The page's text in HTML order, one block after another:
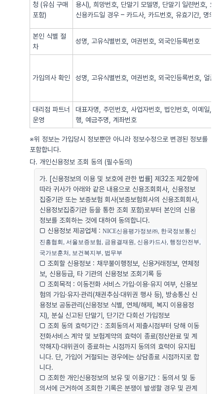
청 (유심 구매
포함)
용시), 희망번호, 단말기 모델명, 단말기 일련번호, 요
신용카드일 경우 – 카드사, 카드번호, 유효기간, 명의
본인 식별 절
차
성명, 고유식별번호, 여권번호, 외국인등록번호
가입의사 확인 성명, 고유식별번호, 여권번호, 외국인등록번호, 얼굴
대리점 파트너
운영
대표자명, 주민번호, 사업자번호, 법인번호, 이메일,
행, 예금주명, 계좌번호
※위 정보는 가입당시 정보뿐만 아니라 정보수정으로 변경된 정보를
포함합니다.
다. 개인신용정보 조회 동의 (필수동의)
가. [신용정보의 이용 및 보호에 관한 법률] 제32조 제2항에
따라 귀사가 아래와 같은 내용으로 신용조회회사, 신용정보
집중기관 또는 보증보험 회사(보증보험회사의 신용조회회사,
신용정보집중기관 등을 통한 조회 포함)로부터 본인의 신용
정보를 조회하는 것에 대하여 동의합니다.
□ 신용정보 제공업체 :NICE신용평가정보㈜, 한국정보통신
진흥협회, 서울보증보험, 금융결재원, 신용카드사, 행정안전부,
국가보훈처, 보건복지부, 법무부
□ 조회할 신용정보 : 채무불이행정보, 신용거래정보, 연체정
보, 신용등급, 타 기관의 신용정보 조회기록 등
□ 조회목적 : 이동전화 서비스 가입·이용·유지 여부, 신용보
험의 가입·유지·관리(채권추심·대위권 행사 등), 방송통신 신
용정보 공동관리(신용정보 식별, 연체/해제, 복지 이용용정
지), 분실 신고된 단말기, 단기간 다회선 가입정보
□ 조회 동의 효력기간 : 조회동의서 제출시점부터 당해 이동
전화서비스 계약 및 보험계약의 효력이 종료(정산완료 및 계
약해지)·대위권이 종료하는 시점까지 동의의 효력이 유지됩
니다. 단, 가입이 거절되는 경우에는 상담종료 시점까지로 합
니다.
□ 조회한 개인신용정보의 보유 및 이용기간 : 동의서 및 동
의서에 근거하여 조회한 기록은 분쟁이 발생할 경우 및 관계